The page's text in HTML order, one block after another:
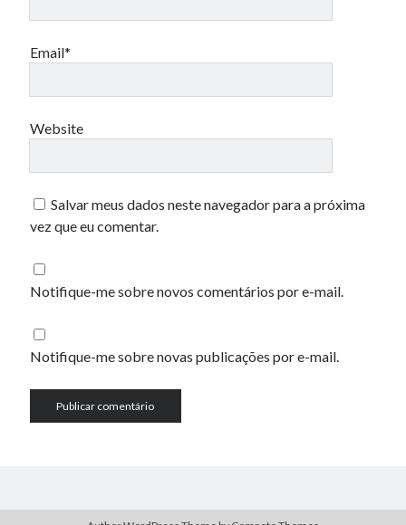
Email*
Website
Salvar meus dados neste navegador para a próxima
vez que eu comentar.
Notifique-me sobre novos comentários por e-mail.
Notifique-me sobre novas publicações por e-mail.